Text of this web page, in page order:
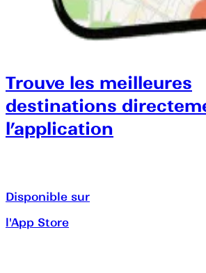
Trouve les meilleures
destinations
l’application
Disponible sur
l'App Store